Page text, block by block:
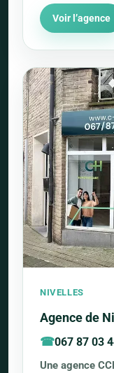
Voir l’agence
NIVELLES
Agence de
067 87 03
Une agence